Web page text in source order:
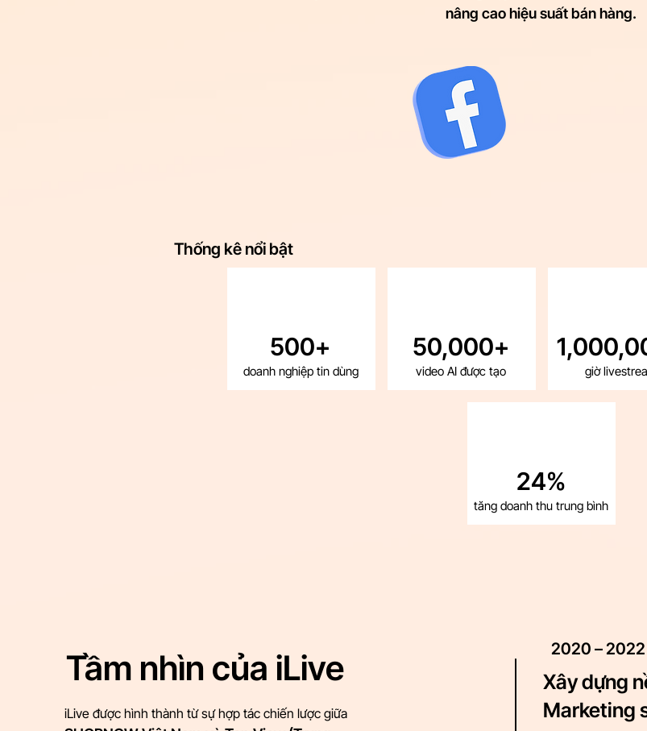
nâng cao hiệu suất bán hàng.
Thống kê nổi bật
500+
doanh nghiệp tin dùng
50,000+
video AI được tạo giờ
24%
tăng doanh thu trung bình
Tầm nhìn của iLive
iLive được hình thành từ sự hợp tác chiến lược giữa
2020 – 2022
Xây dựng
Marketing